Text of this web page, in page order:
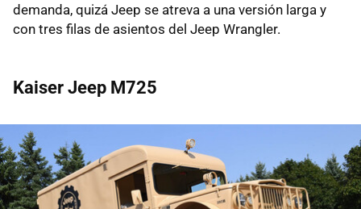
demanda, quizá Jeep se atreva a una versión larga y
con tres filas de asientos del Jeep Wrangler.
Kaiser Jeep M725